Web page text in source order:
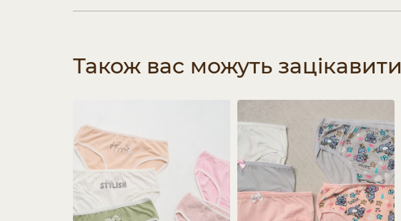
Також вас можуть зацікавити